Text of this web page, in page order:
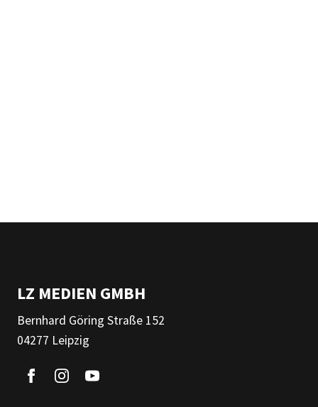
LZ MEDIEN GMBH
Bernhard Göring Straße 152
04277 Leipzig